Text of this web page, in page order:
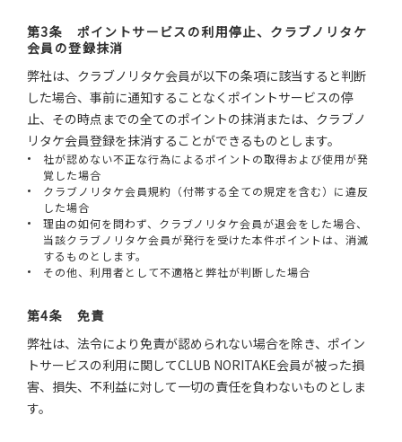
第3条 ポイントサービスの利用停止、クラブノリタケ
会員の登録抹消
弊社は、クラブノリタケ会員が以下の条項に該当すると判断
した場合、事前に通知することなくポイントサービスの停
止、その時点までの全てのポイントの抹消または、クラブノ
リタケ会員登録を抹消することができるものとします。
社が認めない不正な行為によるポイントの取得および使用が発
覚した場合
クラブノリタケ会員規約（付帯する全ての規定を含む）に違反
した場合
理由の如何を問わず、クラブノリタケ会員が退会をした場合、
当該クラブノリタケ会員が発行を受けた本件ポイントは、消滅
するものとします。
その他、利用者として不適格と弊社が判断した場合
第4条 免責
弊社は、法令により免責が認められない場合を除き、ポイン
トサービスの利用に関してCLUB NORITAKE会員が被った損
害、損失、不利益に対して一切の責任を負わないものとしま
す。